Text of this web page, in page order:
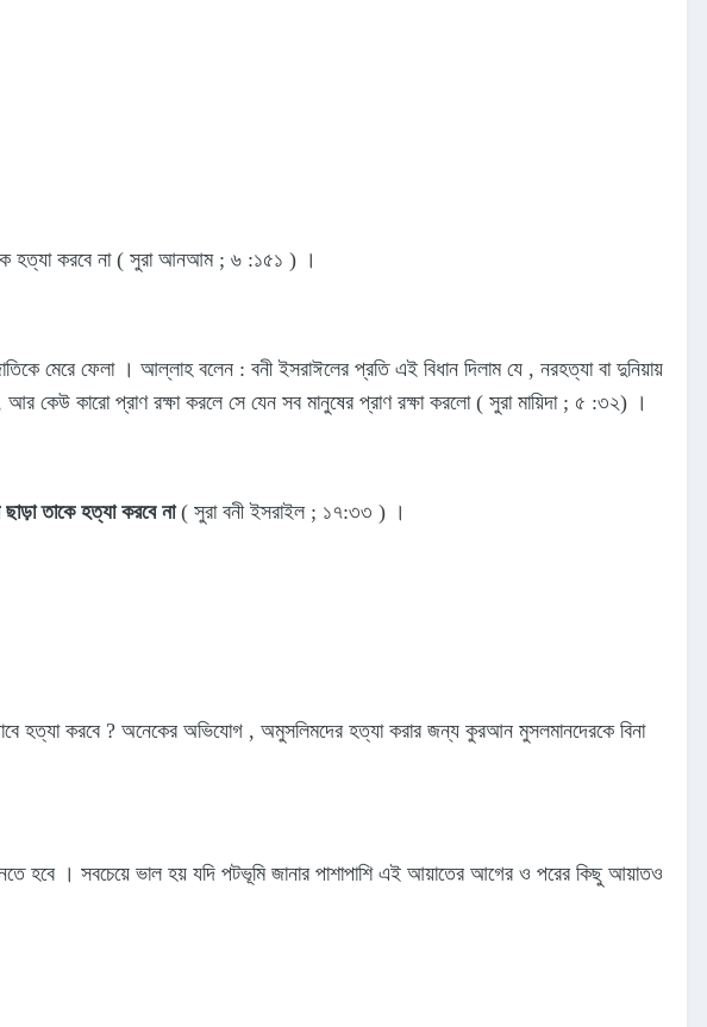
হত্যা করবে না ( সুরা আনআম ; ৬ :১৫‌১ ) ।
মেরে ফেলা । আল্লাহ বলেন : বনী ইসরাঈলের প্রতি এই বিধান দিলাম যে , নরহত্যা বা দুনিয়ায়
কেউ কারো প্রাণ রক্ষা করলে সে যেন সব মানুষের প্রাণ রক্ষা করলো ( সুরা মায়িদা ; ৫ :৩২) ।
তাকে হত্যা করবে না( সুরা বনী ইসরাইল ; ১৭:৩৩ ) ।
হত্যা করবে ? অনেকের অভিযোগ , অমুসলিমদের হত্যা করার জন্য কুরআন মুসলমানদেরকে বিনা
। সবচেয়ে ভাল হয় যদি পটভূমি জানার পাশাপাশি এই আয়াতের আগের ও পরের কিছু আয়াতও